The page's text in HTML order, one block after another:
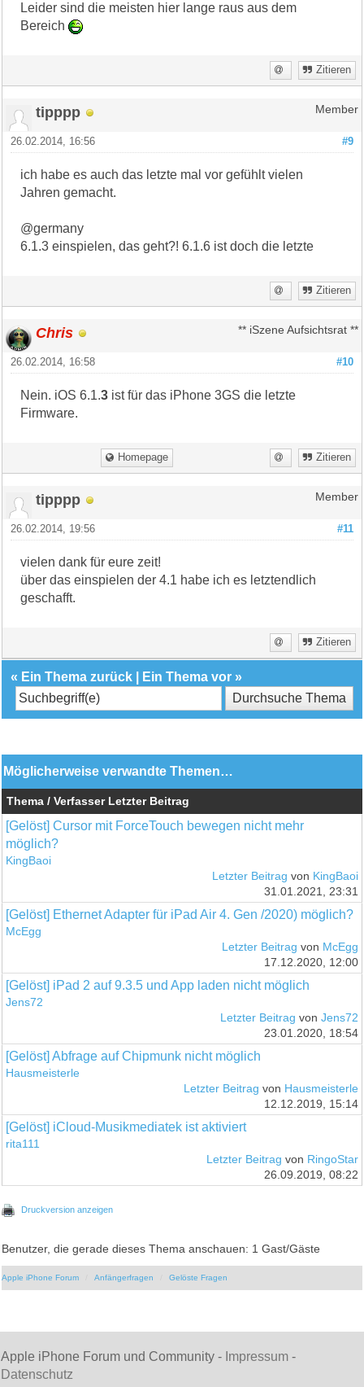
Leider sind die meisten hier lange raus aus dem
Bereich
Zitieren
tipppp Member
#9
26.02.2014, 16:56
ich habe es auch das letzte mal vor gefühlt vielen
Jahren gemacht.
@germany
6.1.3 einspielen, das geht?! 6.1.6 ist doch die letzte
Zitieren
Chris ** iSzene Aufsichtsrat **
#10
26.02.2014, 16:58
Nein. iOS 6.1.3 ist für das iPhone 3GS die letzte
Firmware.
Homepage Zitieren
tipppp Member
#11
26.02.2014, 19:56
vielen dank für eure zeit!
über das einspielen der 4.1 habe ich es letztendlich
geschafft.
Zitieren
« Ein Thema zurück Ein Thema vor »
Möglicherweise verwandte Themen…
Thema / Verfasser Letzter Beitrag
[Gelöst] Cursor mit ForceTouch bewegen nicht mehr
möglich?
KingBaoi
Letzter Beitrag von KingBaoi
31.01.2021, 23:31
[Gelöst] Ethernet Adapter für iPad Air 4. Gen /2020) möglich?
McEgg
Letzter Beitrag von McEgg
17.12.2020, 12:00
[Gelöst] iPad 2 auf 9.3.5 und App laden nicht möglich
Jens72
Letzter Beitrag von Jens72
23.01.2020, 18:54
[Gelöst] Abfrage auf Chipmunk nicht möglich
Hausmeisterle
Letzter Beitrag von Hausmeisterle
12.12.2019, 15:14
[Gelöst] iCloud-Musikmediatek ist aktiviert
rita111
Letzter Beitrag von RingoStar
26.09.2019, 08:22
Druckversion anzeigen
Benutzer, die gerade dieses Thema anschauen: 1 Gast/Gäste
Apple iPhone Forum Anfängerfragen Gelöste Fragen
Apple iPhone Forum und Community - Impressum -
Datenschutz